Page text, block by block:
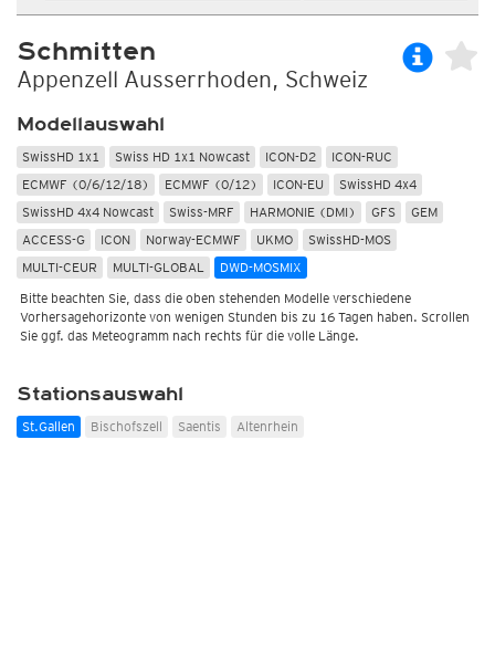
Schmitten
Appenzell Ausserrhoden, Schweiz
Modellauswahl
SwissHD 1x1 Swiss HD 1x1 Nowcast ICON-D2
ICON-RUC
ECMWF (0/6/12/18)
ECMWF (0/12) ICON-EU
SwissHD 4x4
SwissHD 4x4 Nowcast
Swiss-MRF HARMONIE (DMI) GFS
GEM
ACCESS-G
ICON Norway-ECMWF UKMO
SwissHD-MOS
MULTI-CEUR
MULTI-GLOBAL DWD-MOSMIX
Bitte beachten Sie, dass die oben stehenden Modelle verschiedene
Vorhersagehorizonte von wenigen Stunden bis zu 16 Tagen haben. Scrollen
Sie ggf. das Meteogramm nach rechts für die volle Länge.
Stationsauswahl
St.Gallen Bischofszell Saentis Altenrhein